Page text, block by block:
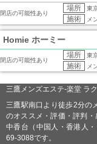
閉店の可能性あり
場所 東
施術 メ
Homie ホーミー
閉店の可能性あり
場所 東
施術 メ
三鷹メンズエステ-楽堂 ラ
三鷹駅南口より徒歩2分の
のオススメ・評価・評判
中香台（中国人・香港人
69-3088です。